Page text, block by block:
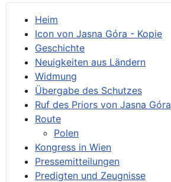
Heim
Icon von Jasna Góra - Kopie
Geschichte
Neuigkeiten aus Ländern
Widmung
Übergabe des Schutzes
Ruf des Priors von Jasna Góra
Route
Polen
Kongress in Wien
Pressemitteilungen
Predigten und Zeugnisse